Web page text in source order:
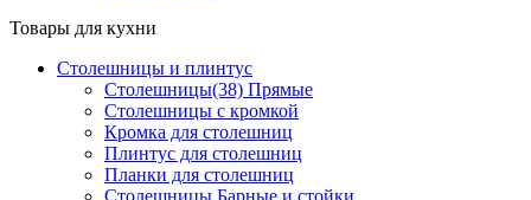
Товары для кухни
Столешницы и плинтус
Столешницы(38) Прямые
Столешницы с кромкой
Кромка для столешниц
Плинтус для столешниц
Планки для столешниц